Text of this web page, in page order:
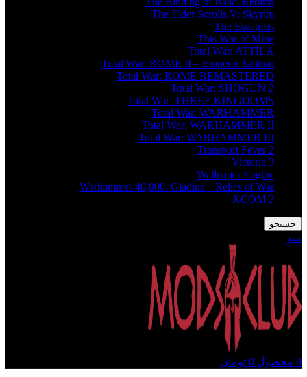
The Elder Scrolls V: Skyrim
The Escapists
This War of Mine
Total War: ATTILA
Total War: ROME II – Emperor Edition
Total War: ROME REMASTERED
Total War: SHOGUN 2
Total War: THREE KINGDOMS
Total War: WARHAMMER
Total War: WARHAMMER II
Total War: WARHAMMER III
Transport Fever 2
Victoria 3
Wallpaper Engine
Warhammer 40,000: Gladius – Relics of War
XCOM 2
جستجو
منو
0 محصول 0 تومان